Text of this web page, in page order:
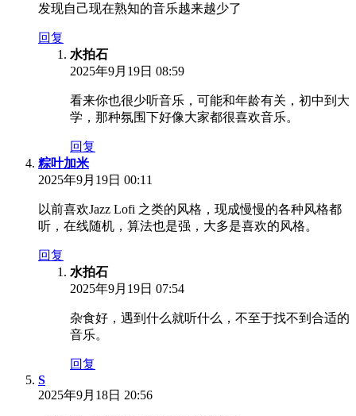
发现自己现在熟知的音乐越来越少了
回复
水拍石
2025年9月19日 08:59
看来你也很少听音乐，可能和年龄有关，初中到大
学，那种氛围下好像大家都很喜欢音乐。
回复
粽叶加米
2025年9月19日 00:11
以前喜欢Jazz Lofi 之类的风格，现成慢慢的各种风格都
听，在线随机，算法也是强，大多是喜欢的风格。
回复
水拍石
2025年9月19日 07:54
杂食好，遇到什么就听什么，不至于找不到合适的
音乐。
回复
S
2025年9月18日 20:56